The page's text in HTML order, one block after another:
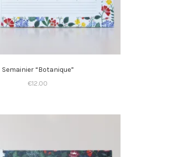
Semainier “Botanique”
€12.00